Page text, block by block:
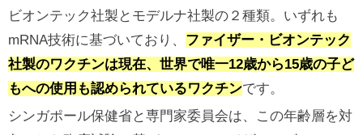
ビオンテック社製とモデルナ社製の２種類。いずれも
mRNA技術に基づいており、 ファイザー・ビオンテック
社製のワクチンは現在、世界で唯一12歳から15歳の子ど
もへの使用も認められているワクチンです。
シンガポール保健省と専門家委員会は、この年齢層を対